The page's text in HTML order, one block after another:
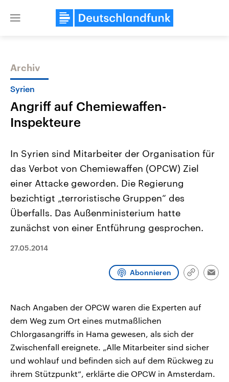
Close
Themen
Landtagswahl Sachsen-Anhalt
2026
Alle Informationen
Sachsen-Anhalt wählt am 6.
September 2026 einen neuen
Landtag. Seit 2021 wird das
Bundesland von einer Koalition aus
Umfragen, Prognosen,
Wahlprogramme, aktuelle Berichte
und Kandidaten der anstehenden
USA
Aktuelle Beiträge,
Hintergründe
Wirtschaftlich und
gehören die Vereinigten
den mächtigsten Ländern
mit großem Einfluss auf
aktuelle Weltgeschehen.
Archiv
Syrien
Angriff auf Chemiewaffen-
Inspekteure
In Syrien sind Mitarbeiter der Organisation für
das Verbot von Chemiewaffen (OPCW) Ziel
einer Attacke geworden. Die Regierung
bezichtigt „terroristische Gruppen“ des
Überfalls. Das Außenministerium hatte
zunächst von einer Entführung gesprochen.
27.05.2014
Abonnieren
Link
Nach Angaben der OPCW waren die Experten auf
dem Weg zum Ort eines mutmaßlichen
Chlorgasangriffs in Hama gewesen, als sich der
Zwischenfall ereignete. „Alle Mitarbeiter sind sicher
und wohlauf und befinden sich auf dem Rückweg zu
ihrem Stützpunkt“, erklärte die OPCW in Amsterdam.